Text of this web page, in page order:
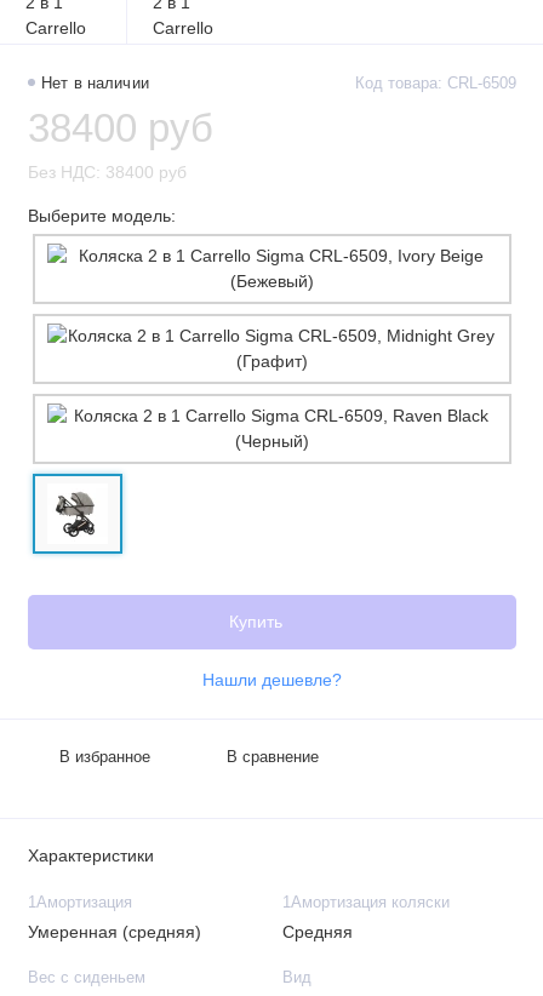
Нет в наличии Код товара: CRL-6509
38400 руб
Без НДС: 38400 руб
Выберите модель:
Купить
Нашли дешевле?
В избранное В сравнение
Характеристики
1Амортизация
Умеренная (средняя)
1Амортизация коляски
Средняя
Вес с сиденьем Вид